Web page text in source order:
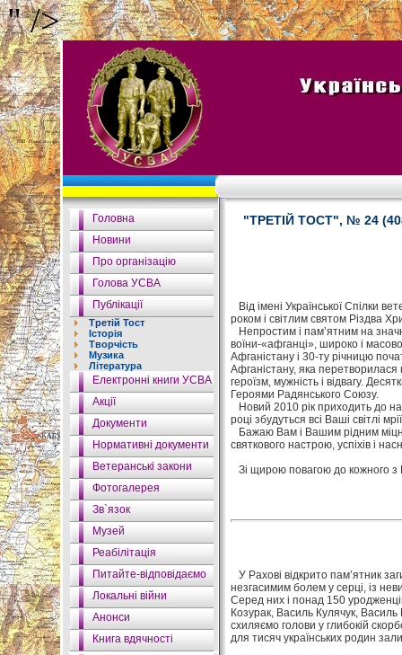
" />
Головна
Новини
Про організацію
Голова УСВА
Публікації
Третій Тост
Історія
Творчість
Музика
Література
Електронні книги УСВА
Акції
Документи
Нормативні документи
Ветеранські закони
Фотогалерея
Зв`язок
Музей
Реабілітація
Питайте-відповідаємо
Локальні війни
Анонси
Книга вдячності
"ТРЕТІЙ ТОСТ", № 24
Від імені Української Спілки
роком і світлим святом Різдва
Непростим і пам’ятним на
воїни-«афганці», широко і
Афганістану і 30-ту річницю
Афганістану, яка перетворилася
героїзм, мужність і відвагу.
Героями Радянського Союзу.
Новий 2010 рік приходить до
році збудуться всі Ваші світлі
Бажаю Вам і Вашим рідним
святкового настрою, успіхів і
Зі щирою повагою до кожного
У Рахові відкрито пам’ятник
незгасимим болем у серці, із
Серед них і понад 150
Козурак, Василь Кулячук,
схиляємо голови у глибокій
для тисяч українських родин